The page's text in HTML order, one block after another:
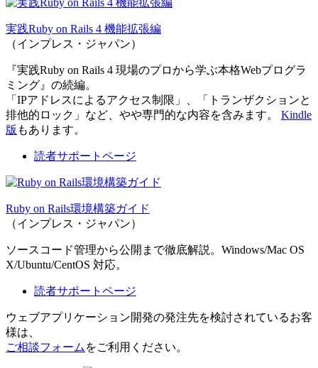
実践Ruby on Rails 4 機能拡張編
（インプレス・ジャパン）
『実践Ruby on Rails 4 現場のプロから学ぶ本格Webプログラ
ミング』の続編。
「IPアドレスによるアクセス制限」、「トランザクションと
排他的ロック」など、やや専門的な内容を含みます。 Kindle
版 もあります。
読者サポートページ
Ruby on Rails環境構築ガイド
（インプレス・ジャパン）
ソースコード管理から公開まで徹底解説。Windows/Mac OS
X/Ubuntu/CentOS 対応。
読者サポートページ
ウェブアプリケーション開発の発注先を検討されているお客
様は、
ご相談フォーム をご利用ください。